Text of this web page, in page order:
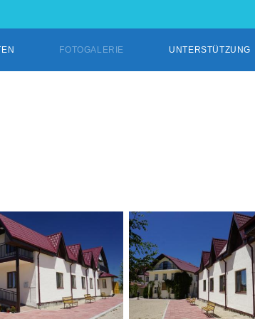
FOTOGALERIE UNTERSTÜTZUNG